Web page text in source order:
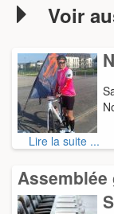
Voir
Lire la suite ...
Assemblée